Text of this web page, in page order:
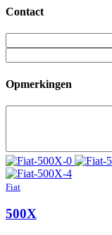
Contact
Opmerkingen
Fiat
500X